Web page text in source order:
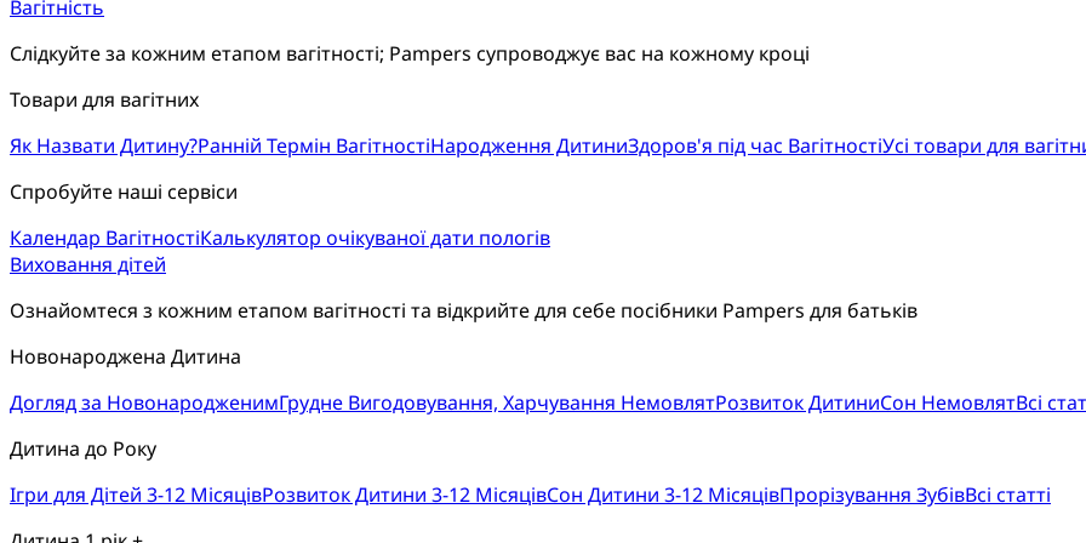
Вагітність
Слідкуйте за кожним етапом вагітності; Pampers супроводжує вас на кожному кроці
Товари для вагітних
Як Назвати Дитину?Ранній Термін ВагітностіНародження ДитиниЗдоров'я під час ВагітностіУсі товари для
Спробуйте наші сервіси
Календар ВагітностіКалькулятор очікуваної дати пологів
Виховання дітей
Ознайомтеся з кожним етапом вагітності та відкрийте для себе посібники Pampers для батьків
Новонароджена Дитина
Догляд за НовонародженимГрудне Вигодовування, Харчування НемовлятРозвиток ДитиниСон НемовлятВсі
Дитина до Року
Ігри для Дітей 3-12 МісяцівРозвиток Дитини 3-12 МісяцівСон Дитини 3-12 МісяцівПрорізування ЗубівВсі статті